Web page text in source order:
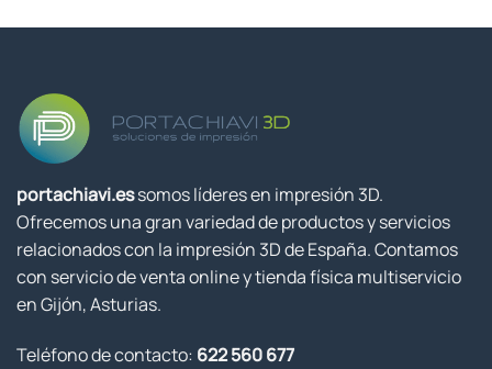
portachiavi.essomos líderes en impresión 3D.
Ofrecemos una gran variedad de productos y servicios
relacionados con la impresión 3D de España. Contamos
con servicio de venta online y tienda física multiservicio
en Gijón, Asturias.
Teléfono de contacto: 622 560 677